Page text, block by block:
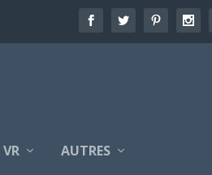
VR AUTRES